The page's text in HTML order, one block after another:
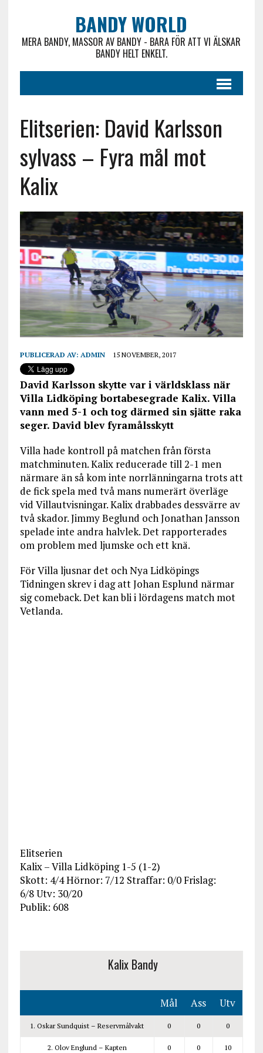
BANDY WORLD
MERA BANDY, MASSOR AV BANDY - BARA FÖR ATT VI ÄLSKAR
BANDY HELT ENKELT.
Elitserien: David Karlsson
sylvass – Fyra mål mot
Kalix
PUBLICERAD AV: ADMIN 15 NOVEMBER, 2017
David Karlsson skytte var i världsklass när
Villa Lidköping bortabesegrade Kalix. Villa
vann med 5-1 och tog därmed sin sjätte raka
seger. David blev fyramålsskytt
Villa hade kontroll på matchen från första
matchminuten. Kalix reducerade till 2-1 men
närmare än så kom inte norrlänningarna trots att
de fick spela med två mans numerärt överläge
vid Villautvisningar. Kalix drabbades dessvärre av
två skador. Jimmy Beglund och Jonathan Jansson
spelade inte andra halvlek. Det rapporterades
om problem med ljumske och ett knä.
För Villa ljusnar det och Nya Lidköpings
Tidningen skrev i dag att Johan Esplund närmar
sig comeback. Det kan bli i lördagens match mot
Vetlanda.
Elitserien
Kalix – Villa Lidköping 1-5 (1-2)
Skott: 4/4Hörnor: 7/12 Straffar: 0/0Frislag:
6/8Utv: 30/20
Publik: 608
Kalix Bandy
Mål Ass Utv
1. Oskar Sundquist – Reservmålvakt 0 0 0
2. Olov Englund – Kapten 0 0 10